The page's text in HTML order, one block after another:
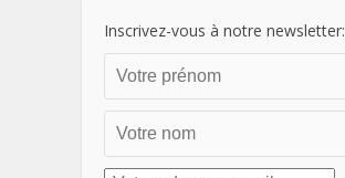
Inscrivez-vous à notre newsletter: